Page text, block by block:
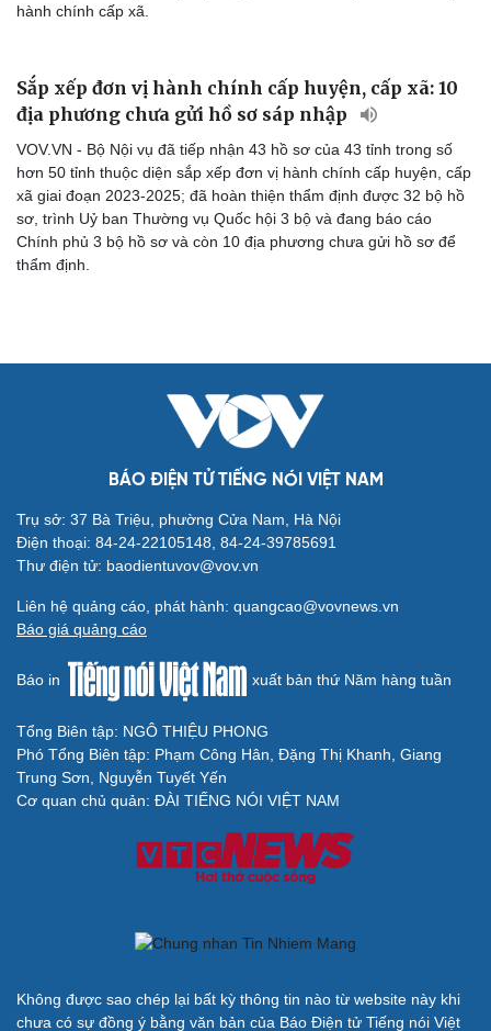
hành chính cấp xã.
Sắp xếp đơn vị hành chính cấp huyện, cấp xã: 10
địa phương chưa gửi hồ sơ sáp nhập
VOV.VN - Bộ Nội vụ đã tiếp nhận 43 hồ sơ của 43 tỉnh trong số
hơn 50 tỉnh thuộc diện sắp xếp đơn vị hành chính cấp huyện, cấp
xã giai đoạn 2023-2025; đã hoàn thiện thẩm định được 32 bộ hồ
sơ, trình Uỷ ban Thường vụ Quốc hội 3 bộ và đang báo cáo
Chính phủ 3 bộ hồ sơ và còn 10 địa phương chưa gửi hồ sơ để
thẩm định.
BÁO ĐIỆN TỬ TIẾNG NÓI VIỆT NAM
Trụ sở: 37 Bà Triệu, phường Cửa Nam, Hà Nội
Điện thoại: 84-24-22105148, 84-24-39785691
Thư điện tử: baodientuvov@vov.vn
Liên hệ quảng cáo, phát hành: quangcao@vovnews.vn
Báo giá quảng cáo
Báo in xuất bản thứ Năm hàng tuần
Tổng Biên tập: NGÔ THIỆU PHONG
Phó Tổng Biên tập: Phạm Công Hân, Đặng Thị Khanh, Giang
Trung Sơn, Nguyễn Tuyết Yến
Cơ quan chủ quản: ĐÀI TIẾNG NÓI VIỆT NAM
Không được sao chép lại bất kỳ thông tin nào từ website này khi
chưa có sự đồng ý bằng văn bản của Báo Điện tử Tiếng nói Việt